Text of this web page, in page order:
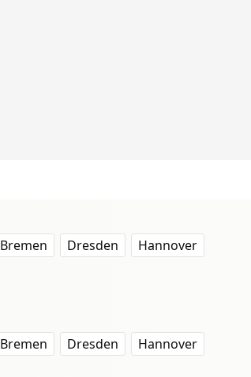
Bremen Dresden
Hannover
Bremen Dresden
Hannover